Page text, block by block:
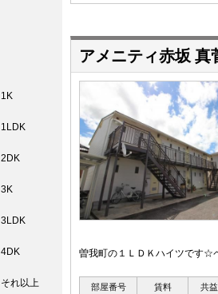
アメニティ赤坂 真
曽我町の１ＬＤＫハイツです☆
部屋番号 賃料 共
1K
1LDK
2DK
3K
3LDK
4DK
それ以上